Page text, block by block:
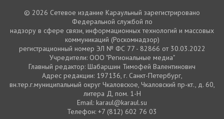
© 2026 Сетевое издание Караульный зарегистрировано
Федеральной службой по
надзору в сфере связи, информационных технологий и массовых
коммуникаций (Роскомнадзор)
регистрационный номер ЭЛ № ФС 77 - 82866 от 30.03.2022
Учредители: ООО "Региональные медиа"
Главный редактор: Шабаршин Тимофей Валентинович
Адрес редакции: 197136, г. Санкт-Петербург,
вн.тер.г.муниципальный округ Чкаловское, Чкаловский пр-кт., д. 60,
литера Д, пом. 1-Н
Email: karaul@karaul.su
Телефон: +7 (812) 602 76 03